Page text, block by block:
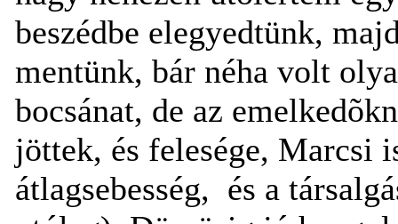
beszédbe elegyedtünk,
mentünk, bár néha volt
bocsánat, de az
jöttek, és felesége, Marcsi
átlagsebesség, és a